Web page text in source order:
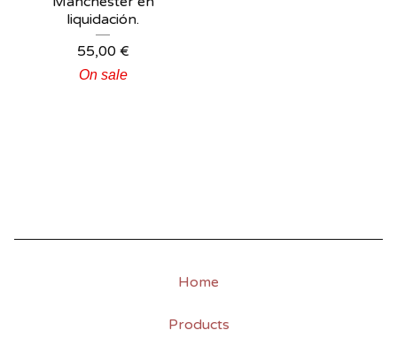
liquidación.
55,00 €
On sale
Home
Products